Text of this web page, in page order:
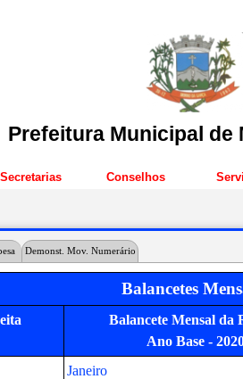
Prefeitura Municipal de
Secretarias Conselhos
Demonst. Mov. Numerário
Balancetes
Balancete Mensal da
Ano Base -
Janeiro
Balancetes
Balancetes